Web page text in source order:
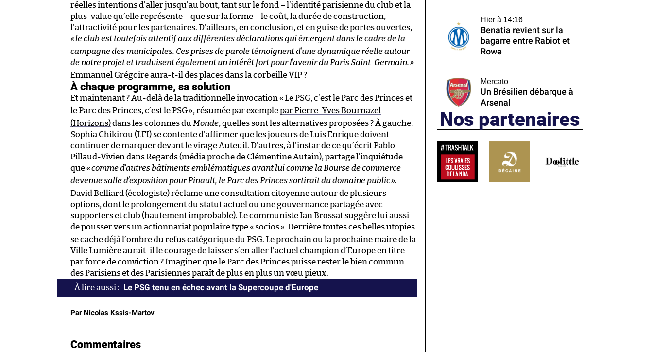
réelles intentions d’aller jusqu’au bout, tant sur le fond – l’identité parisienne du club et la
plus-value qu’elle représente – que sur la forme – le coût, la durée de construction,
l’attractivité pour les partenaires. D’ailleurs, en conclusion, et en guise de portes ouvertes,
«le club est toutefois attentif aux différentes déclarations qui émergent dans le cadre de la
campagne des municipales. Ces prises de parole témoignent d’une dynamique réelle autour
de notre projet et traduisent également un intérêt fort pour l’avenir du Paris Saint-Germain.»
Emmanuel Grégoire aura-t-il des places dans la corbeille VIP ?
À chaque programme, sa solution
Et maintenant ? Au-delà de la traditionnelle invocation «Le PSG, c’est le Parc des Princes et
le Parc des Princes, c’est le PSG», résumée par exemplepar Pierre-Yves Bournazel
(Horizons)dans les colonnes du Monde, quelles sont les alternatives proposées ? À gauche,
Sophia Chikirou (LFI) se contente d’affirmer que les joueurs de Luis Enrique doivent
continuer de marquer devant le virage Auteuil. D’autres, à l’instar de ce qu’écrit Pablo
Pillaud-Vivien dans Regards (média proche de Clémentine Autain), partage l’inquiétude
que«comme d’autres bâtiments emblématiques avant lui comme la Bourse de commerce
devenue salle d’exposition pour Pinault, le Parc des Princes sortirait du domaine public».
David Belliard (écologiste) réclame une consultation citoyenne autour de plusieurs
options, dont le prolongement du statut actuel ou une gouvernance partagée avec
supporters et club (hautement improbable). Le communiste Ian Brossat suggère lui aussi
de pousser vers un actionnariat populaire type « socios». Derrière toutes ces belles utopies
se cache déjà l’ombre du refus catégorique du PSG. Le prochain ou la prochaine maire de la
Ville Lumière aurait-il le courage de laisser s’en aller l’actuel champion d’Europe en titre
par force de conviction ? Imaginer que le Parc des Princes puisse rester le bien commun
des Parisiens et des Parisiennes paraît de plus en plus un vœu pieux.
Le PSG tenu en échec avant la Supercoupe d'Europe
Par Nicolas Kssis-Martov
Commentaires
Hier à 14:16
Benatia revient sur la
bagarre entre Rabiot et
Rowe
Mercato
Un Brésilien débarque à
Arsenal
Nos partenaires